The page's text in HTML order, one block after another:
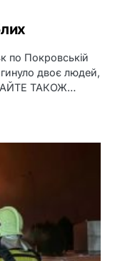
по Покровській
двоє людей,
ТАКОЖ…